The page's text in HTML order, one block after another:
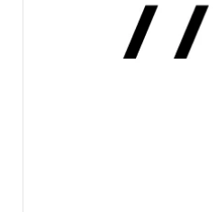
định vị Băng dính
màu Giấy dán có
nhiệt độ cao và độ
nhớt cao Băng nhận
dạng cuộn dây băng